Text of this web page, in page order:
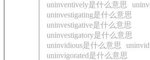
uninventively是什么意思
uninvestigating是什么意思
uninvestigative是什么意思
uninvestigatory是什么意思
uninvidious是什么意思
uninvigorated是什么意思